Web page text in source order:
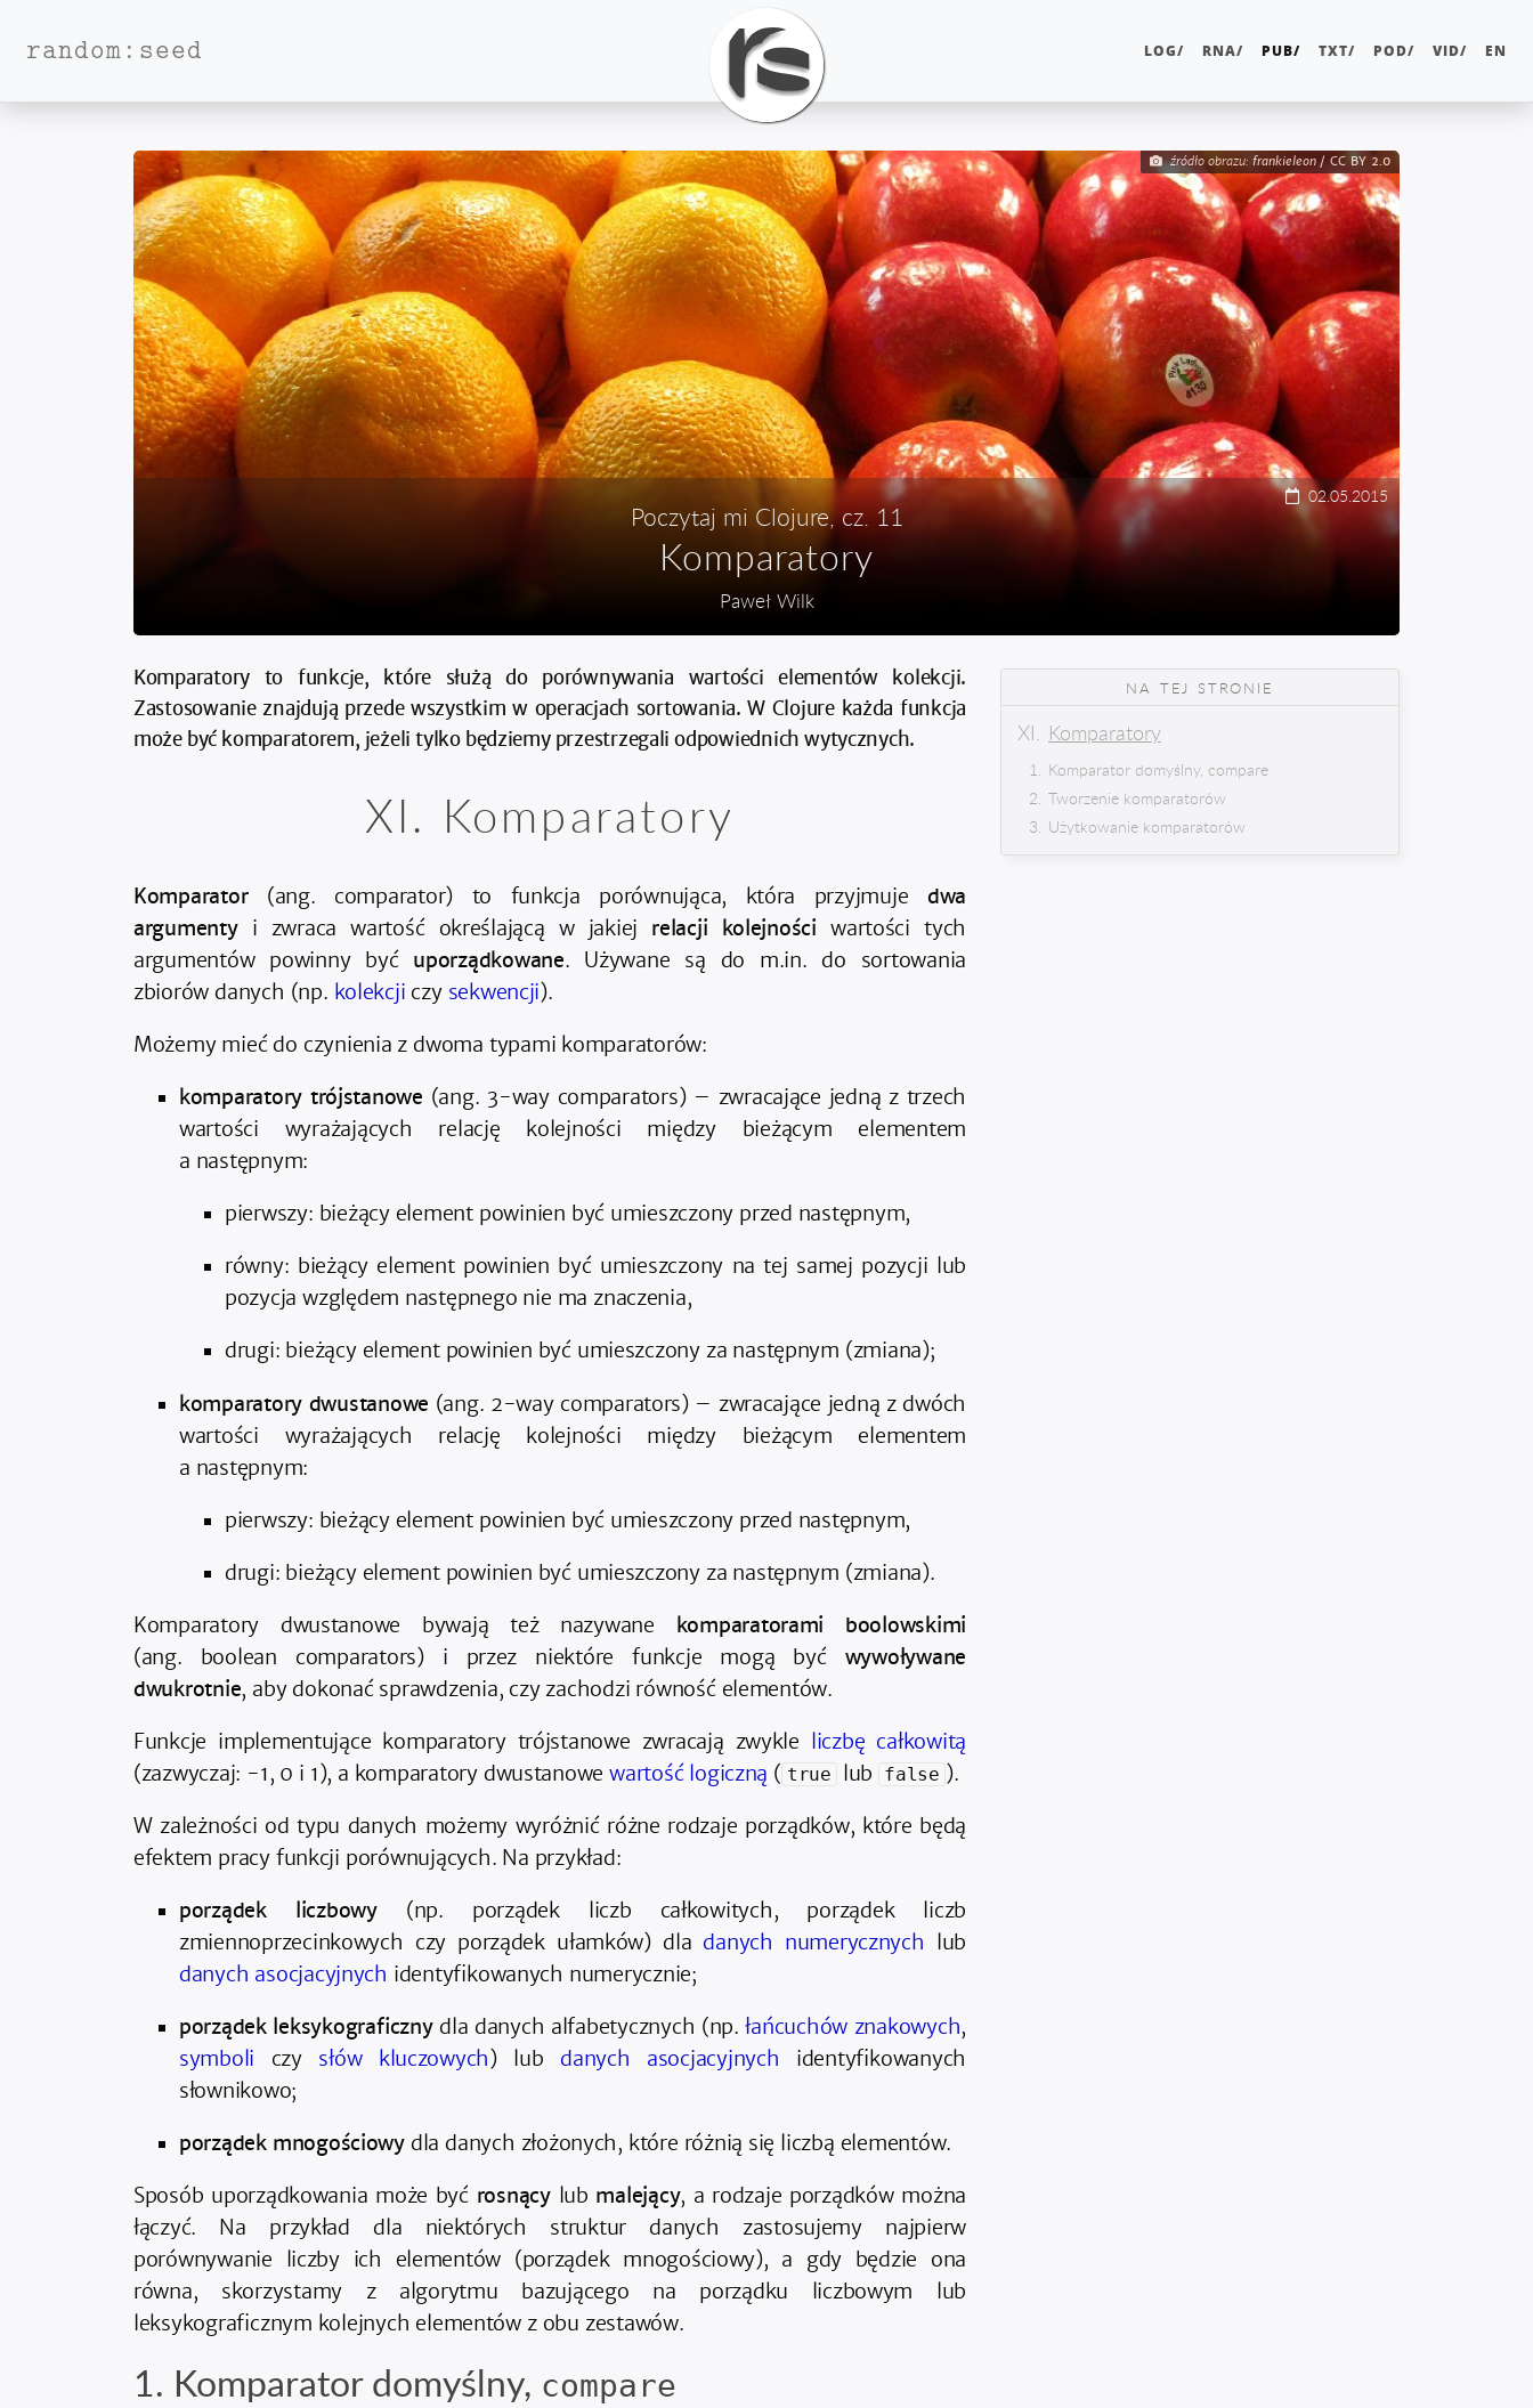
random:seed LOG/ RNA/ PUB/ TXT/ POD/ VID/ EN
Poczytaj mi Clojure, cz.11
Komparatory
Paweł Wilk
02.05.2015
frankieleon CC BY 2.0
Komparatory to funkcje, które służą do porównywania wartości elementów kolekcji.
Zastosowanie znajdują przede wszystkim w operacjach sortowania. W Clojure każda funkcja
może być komparatorem, jeżeli tylko będziemy przestrzegali odpowiednich wytycznych.
Komparatory
Komparator(ang. comparator) to funkcja porównująca, która przyjmuje dwa
argumentyi zwraca wartość określającą w jakiej relacji kolejności wartości tych
argumentów powinny być uporządkowane. Używane są do m.in. do sortowania
zbiorów danych (np. kolekcji czy sekwencji).
Możemy mieć do czynienia z dwoma typami komparatorów:
komparatory trójstanowe (ang. 3-way comparators) – zwracające jedną z trzech
wartości wyrażających relację kolejności między bieżącym elementem
a następnym:
pierwszy: bieżący element powinien być umieszczony przed następnym,
równy: bieżący element powinien być umieszczony na tej samej pozycji lub
pozycja względem następnego nie ma znaczenia,
drugi: bieżący element powinien być umieszczony za następnym (zmiana);
komparatory dwustanowe (ang. 2-way comparators) – zwracające jedną z dwóch
wartości wyrażających relację kolejności między bieżącym elementem
a następnym:
pierwszy: bieżący element powinien być umieszczony przed następnym,
drugi: bieżący element powinien być umieszczony za następnym (zmiana).
Komparatory dwustanowe bywają też nazywane komparatorami boolowskimi
(ang. boolean comparators) i przez niektóre funkcje mogą być wywoływane
dwukrotnie, aby dokonać sprawdzenia, czy zachodzi równość elementów.
Funkcje implementujące komparatory trójstanowe zwracają zwykle liczbę całkowitą
(zazwyczaj: -1, 0 i 1), a komparatory dwustanowewartość logiczną ( true lub false ).
W zależności od typu danych możemy wyróżnić różne rodzaje porządków, które będą
efektem pracy funkcji porównujących. Na przykład:
porządek liczbowy(np. porządek liczb całkowitych, porządek liczb
zmiennoprzecinkowych czy porządek ułamków) dla danych numerycznych lub
danych asocjacyjnych identyfikowanych numerycznie;
porządek leksykograficznydla danych alfabetycznych (np.łańcuchów znakowych,
symboli czy słów kluczowych) lub danych asocjacyjnych identyfikowanych
słownikowo;
porządek mnogościowydla danych złożonych, które różnią się liczbą elementów.
Sposób uporządkowania może być rosnącylub malejący, a rodzaje porządków można
łączyć. Na przykład dla niektórych struktur danych zastosujemy najpierw
porównywanie liczby ich elementów (porządek mnogościowy), a gdy będzie ona
równa, skorzystamy z algorytmu bazującego na porządku liczbowym lub
leksykograficznym kolejnych elementów z obu zestawów.
Komparator domyślny, compare
na tej stronie
Komparatory
Komparator domyślny, compare
Tworzenie komparatorów
Użytkowanie komparatorów